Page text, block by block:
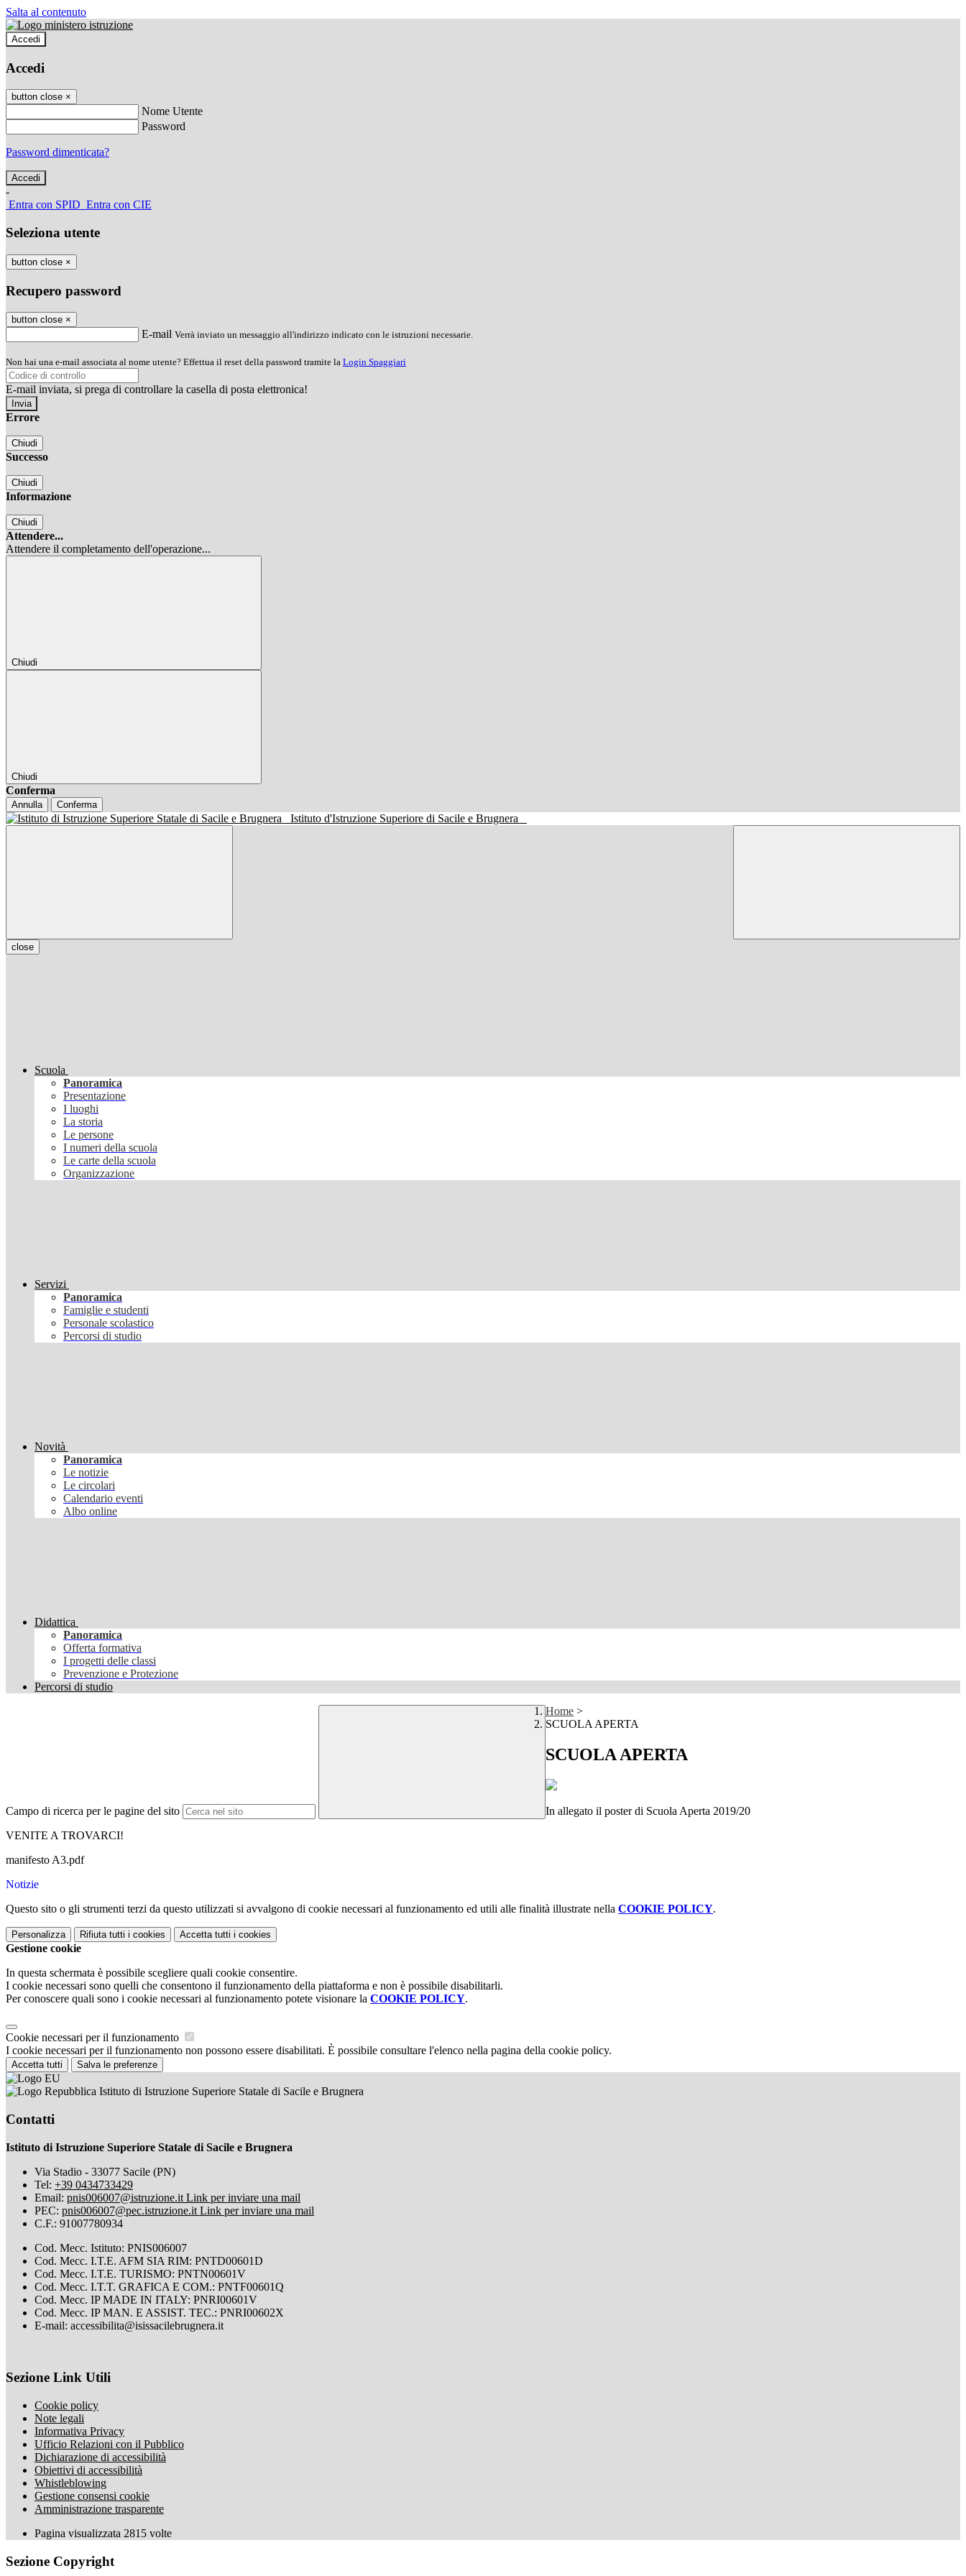
Salta al contenuto
Accedi
Accedi
button close ×
Nome Utente
Password
Password dimenticata?
-
Entra con SPID Entra con CIE
Seleziona utente
button close ×
Recupero password
button close ×
E-mail Verrà inviato un messaggio all'indirizzo indicato con le istruzioni necessarie.
Non hai una e-mail associata al nome utente? Effettua il reset della password tramite la Login Spaggiari
E-mail inviata, si prega di controllare la casella di posta elettronica!
Errore
Chiudi
Successo
Chiudi
Informazione
Chiudi
Attendere...
Attendere il completamento dell'operazione...
Chiudi
Chiudi
Conferma
Annulla Conferma
Istituto d'Istruzione Superiore di Sacile e Brugnera
close
Scuola
Panoramica
Presentazione
I luoghi
La storia
Le persone
I numeri della scuola
Le carte della scuola
Organizzazione
Servizi
Panoramica
Famiglie e studenti
Personale scolastico
Percorsi di studio
Novità
Panoramica
Le notizie
Le circolari
Calendario eventi
Albo online
Didattica
Panoramica
Offerta formativa
I progetti delle classi
Prevenzione e Protezione
Percorsi di studio
Campo di ricerca per le pagine del sito
Home >
SCUOLA APERTA
SCUOLA APERTA
In allegato il poster di Scuola Aperta 2019/20
VENITE A TROVARCI!
manifesto A3.pdf
Notizie
Questo sito o gli strumenti terzi da questo utilizzati si avvalgono di cookie necessari al funzionamento ed utili alle finalità illustrate nella COOKIE POLICY.
Personalizza Rifiuta tutti i cookies Accetta tutti i cookies
Gestione cookie
In questa schermata è possibile scegliere quali cookie consentire.
I cookie necessari sono quelli che consentono il funzionamento della piattaforma e non è possibile disabilitarli.
Per conoscere quali sono i cookie necessari al funzionamento potete visionare la COOKIE POLICY.
Cookie necessari per il funzionamento
I cookie necessari per il funzionamento non possono essere disabilitati. È possibile consultare l'elenco nella pagina della cookie policy.
Accetta tutti Salva le preferenze
Istituto di Istruzione Superiore Statale di Sacile e Brugnera
Contatti
Istituto di Istruzione Superiore Statale di Sacile e Brugnera
Via Stadio - 33077 Sacile (PN)
Tel: +39 0434733429
Email: pnis006007@istruzione.it Link per inviare una mail
PEC: pnis006007@pec.istruzione.it Link per inviare una mail
C.F.: 91007780934
Cod. Mecc. Istituto: PNIS006007
Cod. Mecc. I.T.E. AFM SIA RIM: PNTD00601D
Cod. Mecc. I.T.E. TURISMO: PNTN00601V
Cod. Mecc. I.T.T. GRAFICA E COM.: PNTF00601Q
Cod. Mecc. IP MADE IN ITALY: PNRI00601V
Cod. Mecc. IP MAN. E ASSIST. TEC.: PNRI00602X
E-mail: accessibilita@isissacilebrugnera.it
Sezione Link Utili
Cookie policy
Note legali
Informativa Privacy
Ufficio Relazioni con il Pubblico
Dichiarazione di accessibilità
Obiettivi di accessibilità
Whistleblowing
Gestione consensi cookie
Amministrazione trasparente
Pagina visualizzata 2815 volte
Sezione Copyright